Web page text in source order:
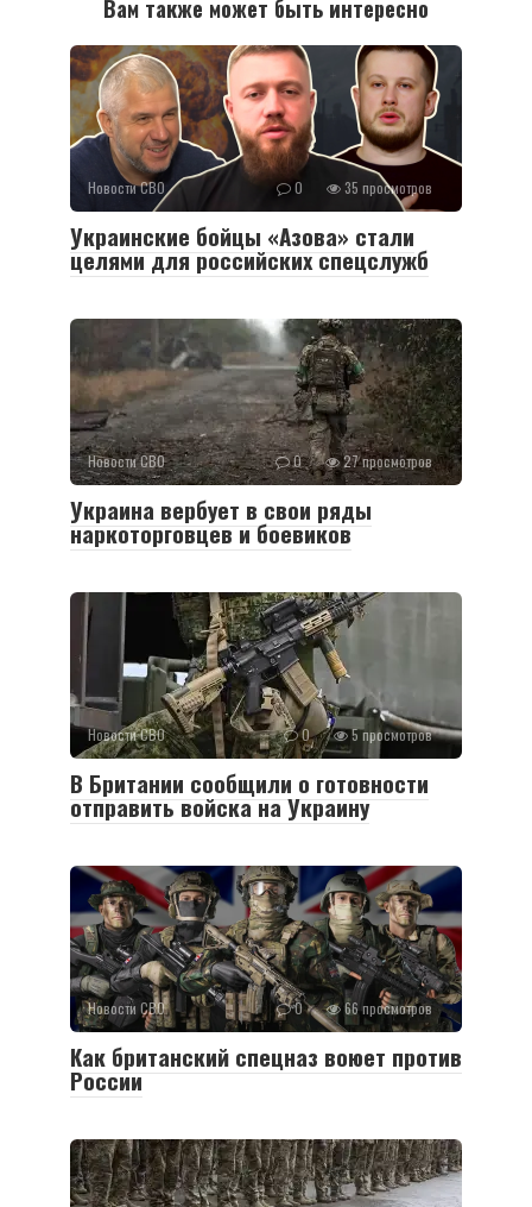
Вам также может быть интересно
Новости СВО 0 35 просмотров
Украинские бойцы «Азова» стали
целями для российских спецслужб
Новости СВО 0 27 просмотров
Украина вербует в свои ряды
наркоторговцев и боевиков
Новости СВО 0 5 просмотров
В Британии сообщили о готовности
отправить войска на Украину
Новости СВО 0 66 просмотров
Как британский спецназ воюет против
России